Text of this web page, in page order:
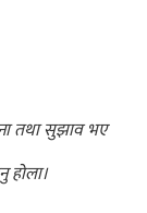
तथा सुझाव भए
होला।